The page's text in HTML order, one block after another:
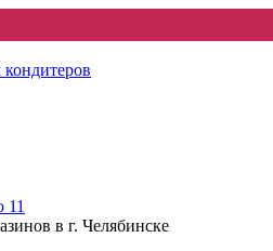
11
в г. Челябинске